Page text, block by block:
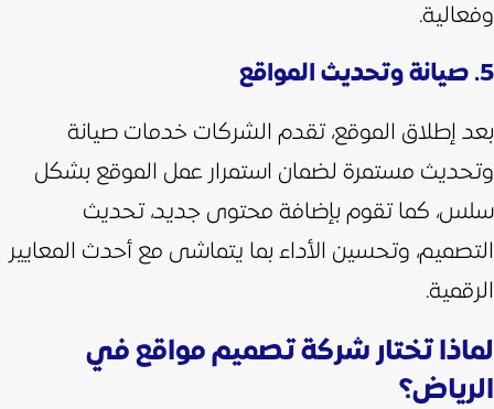
وفعالية.
5. صيانة وتحديث المواقع
بعد إطلاق الموقع، تقدم الشركات خدمات صيانة
وتحديث مستمرة لضمان استمرار عمل الموقع بشكل
سلس، كما تقوم بإضافة محتوى جديد، تحديث
التصميم، وتحسين الأداء بما يتماشى مع أحدث المعايير
الرقمية.
لماذا تختار شركة تصميم مواقع في
الرياض؟